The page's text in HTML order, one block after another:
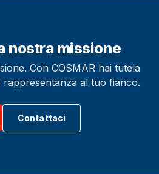
nostra missione
Con COSMAR hai tutela
rappresentanza al tuo fianco.
Contattaci